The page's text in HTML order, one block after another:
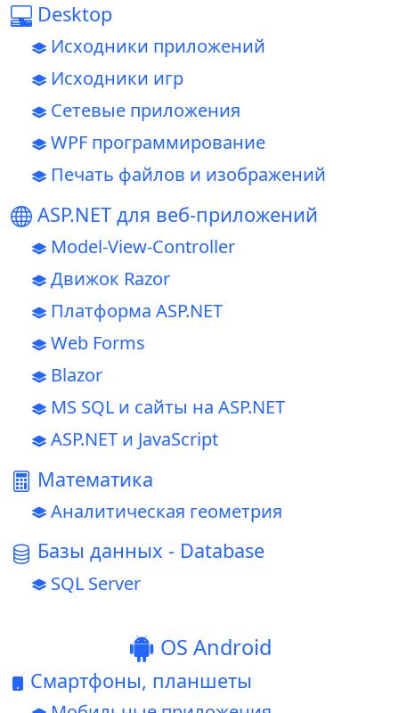
Desktop
Исходники приложений
Исходники игр
Сетевые приложения
WPF программирование
Печать файлов и изображений
ASP.NET для веб-приложений
Model-View-Controller
Движок Razor
Платформа ASP.NET
Web Forms
Blazor
MS SQL и сайты на ASP.NET
ASP.NET и JavaScript
Математика
Аналитическая геометрия
Базы данных - Database
SQL Server
OS Android
Смартфоны, планшеты